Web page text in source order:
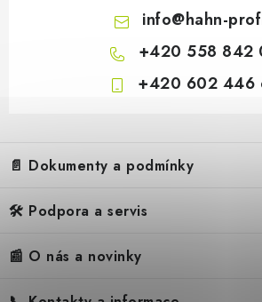
info@hahn-
+420 558 842
+420 602 446
a
t
📄 Dokumenty a podmínky
Obchodní podmínky
🛠️ Podpora a servis
FAQ – Často kladené otázky
📰 O nás a novinky